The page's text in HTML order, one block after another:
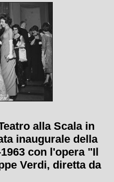
alla Scala in
inaugurale della
con l'opera "Il
Verdi, diretta da